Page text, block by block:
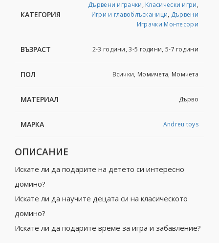
КАТЕГОРИЯ
Дървени играчки, Класически игри,
Игри и главоблъсканици, Дървени
Играчки Монтесори
ВЪЗРАСТ 2-3 години, 3-5 години, 5-7 години
ПОЛ Всички, Момичета, Момчета
МАТЕРИАЛ Дърво
МАРКА Andreu toys
ОПИСАНИЕ
Искате ли да подарите на детето си интересно
домино?
Искате ли да научите децата си на класическото
домино?
Искате ли да подарите време за игра и забавление?